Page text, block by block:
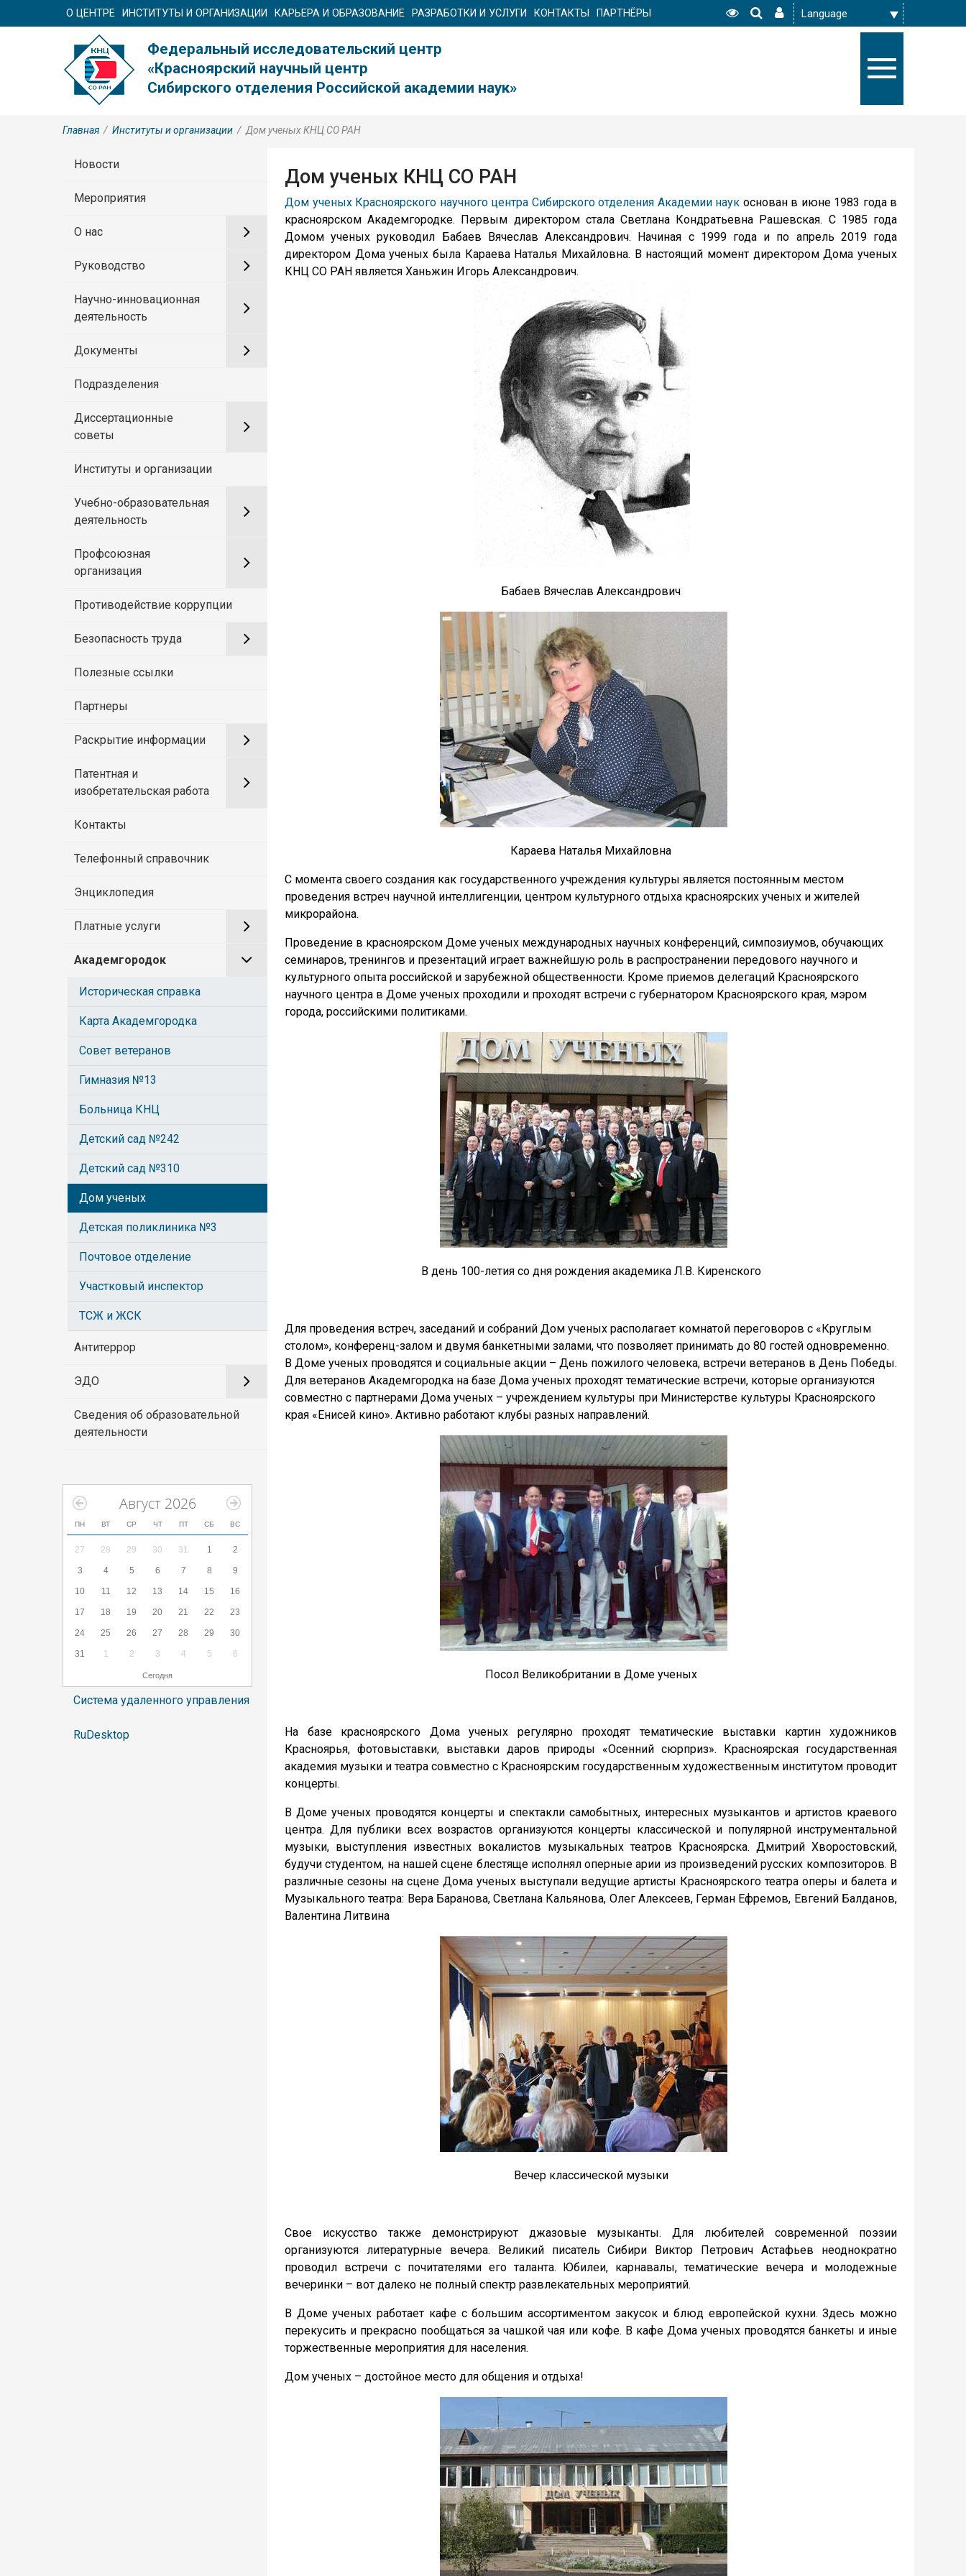
О ЦЕНТРЕ ИНСТИТУТЫ И ОРГАНИЗАЦИИ КАРЬЕРА И ОБРАЗОВАНИЕ РАЗРАБОТКИ И УСЛУГИ КОНТАКТЫ ПАРТНЁРЫ
Федеральный исследовательский центр
«Красноярский научный центр
Сибирского отделения Российской академии наук»
Главная / Институты и организации / Дом ученых КНЦ СО РАН
Новости
Мероприятия
О нас
Руководство
Научно-инновационная
деятельность
Документы
Подразделения
Диссертационные
советы
Институты и организации
Учебно-образовательная
деятельность
Профсоюзная
организация
Противодействие коррупции
Безопасность труда
Полезные ссылки
Партнеры
Раскрытие информации
Патентная и
изобретательская работа
Контакты
Телефонный справочник
Энциклопедия
Платные услуги
Академгородок
Историческая справка
Карта Академгородка
Совет ветеранов
Гимназия №13
Больница КНЦ
Детский сад №242
Детский сад №310
Дом ученых
Детская поликлиника №3
Почтовое отделение
Участковый инспектор
ТСЖ и ЖСК
Антитеррор
ЭДО
Сведения об образовательной
деятельности
Август 2026
ПН ВТ СР ЧТ ПТ СБ ВС
27 28 29 30 31 1 2
3 4 5 6 7 8 9
10 11 12 13 14 15 16
17 18 19 20 21 22 23
24 25 26 27 28 29 30
31 1 2 3 4 5 6
Сегодня
Система удаленного управления
RuDesktop
Дом ученых КНЦ СО РАН
Дом ученых Красноярского научного центра Сибирского отделения Академии наук основан в июне 1983 года в
красноярском Академгородке. Первым директором стала Светлана Кондратьевна Рашевская. С 1985 года
Домом ученых руководил Бабаев Вячеслав Александрович. Начиная с 1999 года и по апрель 2019 года
директором Дома ученых была Караева Наталья Михайловна. В настоящий момент директором Дома ученых
КНЦ СО РАН является Ханьжин Игорь Александрович.
Бабаев Вячеслав Александрович
Караева Наталья Михайловна
С момента своего создания как государственного учреждения культуры является постоянным местом
проведения встреч научной интеллигенции, центром культурного отдыха красноярских ученых и жителей
микрорайона.
Проведение в красноярском Доме ученых международных научных конференций, симпозиумов, обучающих
семинаров, тренингов и презентаций играет важнейшую роль в распространении передового научного и
культурного опыта российской и зарубежной общественности. Кроме приемов делегаций Красноярского
научного центра в Доме ученых проходили и проходят встречи с губернатором Красноярского края, мэром
города, российскими политиками.
В день 100-летия со дня рождения академика Л.В. Киренского
Для проведения встреч, заседаний и собраний Дом ученых располагает комнатой переговоров с «Круглым
столом», конференц-залом и двумя банкетными залами, что позволяет принимать до 80 гостей одновременно.
В Доме ученых проводятся и социальные акции – День пожилого человека, встречи ветеранов в День Победы.
Для ветеранов Академгородка на базе Дома ученых проходят тематические встречи, которые организуются
совместно с партнерами Дома ученых – учреждением культуры при Министерстве культуры Красноярского
края «Енисей кино». Активно работают клубы разных направлений.
Посол Великобритании в Доме ученых
На базе красноярского Дома ученых регулярно проходят тематические выставки картин художников
Красноярья, фотовыставки, выставки даров природы «Осенний сюрприз». Красноярская государственная
академия музыки и театра совместно с Красноярским государственным художественным институтом проводит
концерты.
В Доме ученых проводятся концерты и спектакли самобытных, интересных музыкантов и артистов краевого
центра. Для публики всех возрастов организуются концерты классической и популярной инструментальной
музыки, выступления известных вокалистов музыкальных театров Красноярска. Дмитрий Хворостовский,
будучи студентом, на нашей сцене блестяще исполнял оперные арии из произведений русских композиторов. В
различные сезоны на сцене Дома ученых выступали ведущие артисты Красноярского театра оперы и балета и
Музыкального театра: Вера Баранова, Светлана Кальянова, Олег Алексеев, Герман Ефремов, Евгений Балданов,
Валентина Литвина
Вечер классической музыки
Свое искусство также демонстрируют джазовые музыканты. Для любителей современной поэзии
организуются литературные вечера. Великий писатель Сибири Виктор Петрович Астафьев неоднократно
проводил встречи с почитателями его таланта. Юбилеи, карнавалы, тематические вечера и молодежные
вечеринки – вот далеко не полный спектр развлекательных мероприятий.
В Доме ученых работает кафе с большим ассортиментом закусок и блюд европейской кухни. Здесь можно
перекусить и прекрасно пообщаться за чашкой чая или кофе. В кафе Дома ученых проводятся банкеты и иные
торжественные мероприятия для населения.
Дом ученых – достойное место для общения и отдыха!